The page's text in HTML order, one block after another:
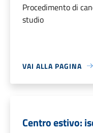
Procedimento di
studio
VAI ALLA PAGINA
Centro estivo: